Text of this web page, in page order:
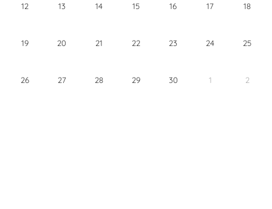
12 13 14 15 16 17 18
19 20 21 22 23 24 25
26 27 28 29 30 1 2